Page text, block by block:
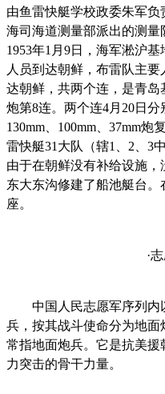
由鱼雷快艇学校政委朱军负
海司海道测量部派出的测量
1953年1月9日，海军淞沪
人员到达朝鲜，布雷队主要
达朝鲜，共两个连，是青
炮第8连。两个连4月20日
130mm、100mm、37mm
雷快艇31大队（辖1、2、3
由于在朝鲜没有补给设施
东大东沟修建了船池艇台
座。
·
中国人民志愿军序列内
兵，按其战斗使命分为地
常指地面炮兵。它是抗美
力突击的骨干力量。